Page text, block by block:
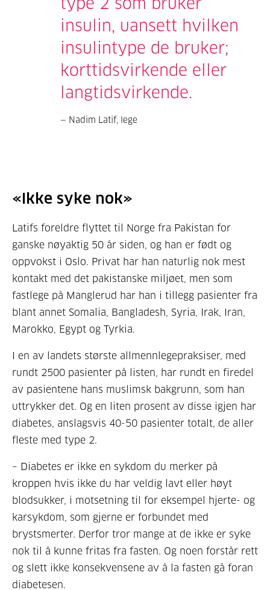
insulin, uansett hvilken
insulintype de bruker;
korttidsvirkende eller
langtidsvirkende.
Nadim Latif, lege
«Ikke syke nok»
Latifs foreldre flyttet til Norge fra Pakistan for
ganske nøyaktig 50 år siden, og han er født og
oppvokst i Oslo. Privat har han naturlig nok mest
kontakt med det pakistanske miljøet, men som
fastlege på Manglerud har han i tillegg pasienter fra
blant annet Somalia, Bangladesh, Syria, Irak, Iran,
Marokko, Egypt og Tyrkia.
I en av landets største allmennlegepraksiser, med
rundt 2500 pasienter på listen, har rundt en firedel
av pasientene hans muslimsk bakgrunn, som han
uttrykker det. Og en liten prosent av disse igjen har
diabetes, anslagsvis 40-50 pasienter totalt, de aller
fleste med type 2.
– Diabetes er ikke en sykdom du merker på
kroppen hvis ikke du har veldig lavt eller høyt
blodsukker, i motsetning til for eksempel hjerte- og
karsykdom, som gjerne er forbundet med
brystsmerter. Derfor tror mange at de ikke er syke
nok til å kunne fritas fra fasten. Og noen forstår rett
og slett ikke konsekvensene av å la fasten gå foran
diabetesen.